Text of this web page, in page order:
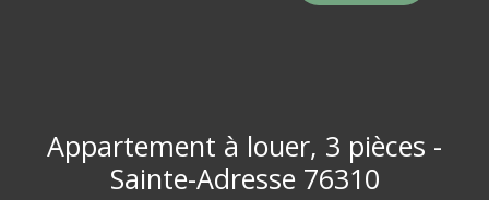
Appartement à louer, 3 pièces -
Sainte-Adresse 76310